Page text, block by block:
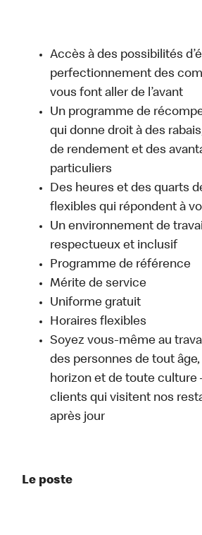
Accès à des possibilités
perfectionnement des
vous font aller de l’avant
Un programme de
qui donne droit à des
de rendement et des
particuliers
Des heures et des quarts
flexibles qui répondent à
Un environnement de
respectueux et inclusif
Programme de référence
Mérite de service
Uniforme gratuit
Horaires flexibles
Soyez vous-même au
des personnes de tout
horizon et de toute culture
clients qui visitent nos
après jour
Le poste